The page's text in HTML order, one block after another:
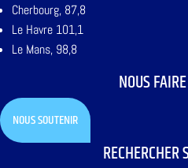
Cherbourg, 87,8
Le Havre 101,1
Le Mans, 98,8
NOUS
NOUS SOUTENIR
RECHERCHER